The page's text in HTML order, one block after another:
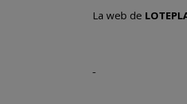
La web de